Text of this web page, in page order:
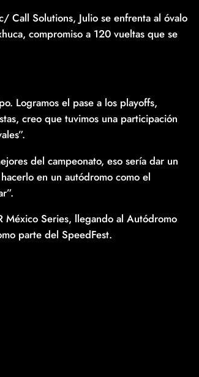
Solutions, Julio se enfrenta al óvalo
compromiso a 120 vueltas que se
Logramos el pase a los playoffs,
creo que tuvimos una participación
del campeonato, eso sería dar un
en un autódromo como el
México Series, llegando al Autódromo
parte del SpeedFest.